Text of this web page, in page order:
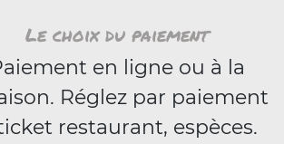
Le choix du paiement
en ligne ou à la
Réglez par paiement
restaurant, espèces.